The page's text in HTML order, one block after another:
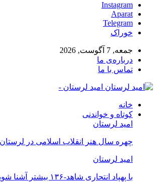
Instagram
Aparat
Telegram
خوراک
جمعه, 7 آگوست, 2026
درباره‌ی ما
تماس با ما
امید لرستان -
خانه
کوتاه و خواندنی
امید لرستان
چهره سال هنر انقلاب اسلامی در
امید لرستان
با پهپاد انتحاری شاهد-۱۳۶ بیشتر آشنا شوید